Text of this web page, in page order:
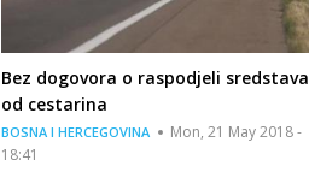
Bez dogovora o raspodjeli sredstava
od cestarina
BOSNA I HERCEGOVINA
Mon, 21 May 2018 -
18:41